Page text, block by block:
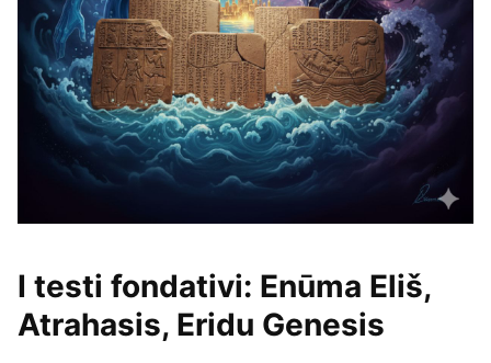
I testi fondativi: Enūma Eliš,
Atrahasis, Eridu Genesis